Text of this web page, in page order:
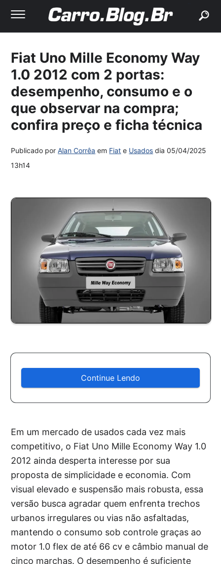
Fiat Uno Mille Economy Way
1.0 2012 com 2 portas:
desempenho, consumo e o
que observar na compra;
confira preço e ficha técnica
Publicado porAlan Corrêa em Fiat e Usados dia05/04/2025
13h14
Continue Lendo
Em um mercado de usados cada vez mais
competitivo, o Fiat Uno Mille Economy Way 1.0
2012 ainda desperta interesse por sua
proposta de simplicidade e economia. Com
visual elevado e suspensão mais robusta, essa
versão busca agradar quem enfrenta trechos
urbanos irregulares ou vias não asfaltadas,
mantendo o consumo sob controle graças ao
motor 1.0 flex de até 66 cv e câmbio manual de
cinco marchas. O desempenho é suficiente